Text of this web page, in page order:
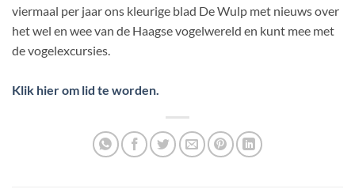
viermaal per jaar ons kleurige blad De Wulp met nieuws over
het wel en wee van de Haagse vogelwereld en kunt mee met
de vogelexcursies.
Klik hier om lid te worden.